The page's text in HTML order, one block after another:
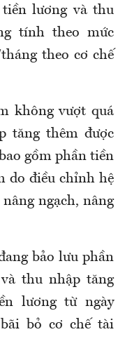
lương và thu
tính theo mức
theo cơ chế
không vượt quá
tăng thêm được
gồm phần tiền
do điều chỉnh hệ
ngạch, nâng
bảo lưu phần
thu nhập tăng
lương từ ngày
bỏ cơ chế tài